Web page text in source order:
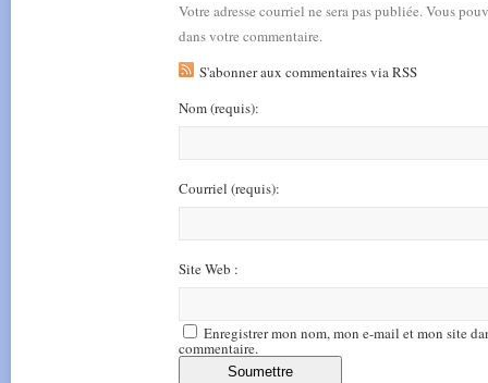
Votre adresse courriel ne sera pas publiée. Vous
dans votre commentaire.
S'abonner aux commentaires via RSS
Nom(requis):
Courriel (requis):
Site Web :
Enregistrer mon nom, mon e-mail et mon site
commentaire.